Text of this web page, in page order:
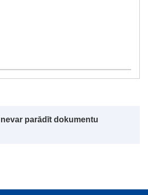
parādīt dokumentu